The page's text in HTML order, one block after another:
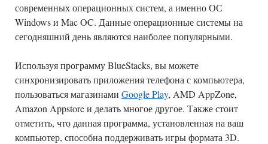
современных операционных систем, а именно ОС
Windows и Mac OC. Данные операционные системы на
сегодняшний день являются наиболее популярными.
Используя программу BlueStacks, вы можете
синхронизировать приложения телефона с компьютера,
пользоваться магазинами Google Play, AMD AppZone,
Amazon Appstore и делать многое другое. Также стоит
отметить, что данная программа, установленная на ваш
компьютер, способна поддерживать игры формата 3D.